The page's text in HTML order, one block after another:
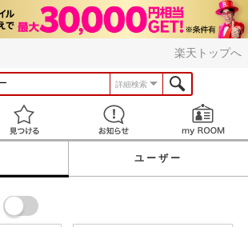
楽天トップへ
詳細検索
見つける お知らせ
ユーザー